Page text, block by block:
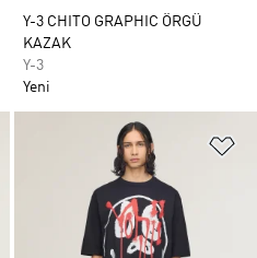
Y-3 CHITO GRAPHIC ÖRGÜ
KAZAK
Y-3
Yeni
Favori Listesine Ekle